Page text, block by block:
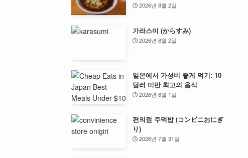
2026년 8월 2일
가라스미 (からすみ)
2026년 8월 2일
일본에서 가성비 좋게 먹기: 10
달러 미만 최고의 음식
2026년 8월 1일
편의점 주먹밥 (コンビニおにぎ
り)
2026년 7월 31일